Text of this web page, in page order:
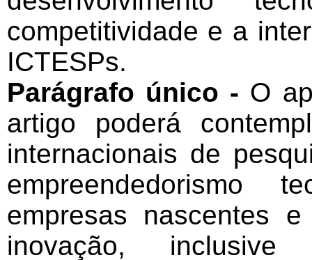
competitividade e a
ICTESPs.
Parágrafo único - O
artigo poderá
internacionais de
empreendedorismo
empresas nascentes
inovação,